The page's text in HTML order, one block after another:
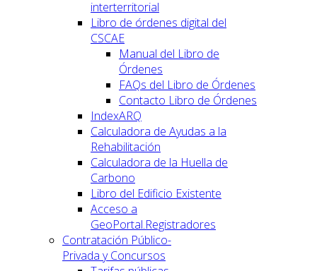
interterritorial
Libro de órdenes digital del
CSCAE
Manual del Libro de
Órdenes
FAQs del Libro de Órdenes
Contacto Libro de Órdenes
IndexARQ
Calculadora de Ayudas a la
Rehabilitación
Calculadora de la Huella de
Carbono
Libro del Edificio Existente
Acceso a
GeoPortal.Registradores
Contratación Público-
Privada y Concursos